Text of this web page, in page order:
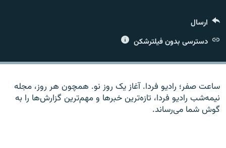
زبان‌های دیگر
ارسال
دسترسی بدون فیلترشکن
ساعت صفر؛ رادیو فردا. آغاز یک روز نو. همچون هر روز، مجله
نیمه‌شب رادیو فردا، تازه‌ترین خبرها و مهم‌ترین گزارش‌ها را به
گوش شما می‌رساند.